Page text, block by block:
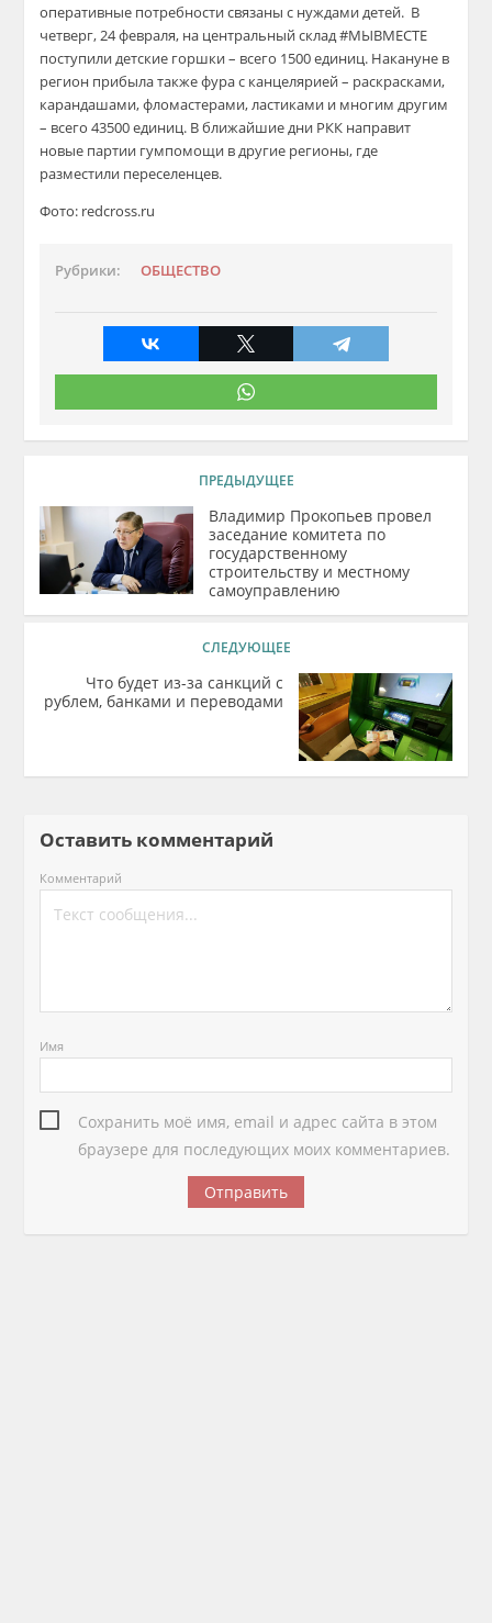
оперативные потребности связаны с нуждами детей. В
четверг, 24 февраля, на центральный склад #МЫВМЕСТЕ
поступили детские горшки – всего 1500 единиц. Накануне в
регион прибыла также фура с канцелярией – раскрасками,
карандашами, фломастерами, ластиками и многим другим
– всего 43500 единиц. В ближайшие дни РКК направит
новые партии гумпомощи в другие регионы, где
разместили переселенцев.
Фото: redcross.ru
Рубрики: ОБЩЕСТВО
ПРЕДЫДУЩЕЕ
Владимир Прокопьев провел
заседание комитета по
государственному
строительству и местному
самоуправлению
СЛЕДУЮЩЕЕ
Что будет из-за санкций с
рублем, банками и переводами
Оставить комментарий
Комментарий
Имя
Сохранить моё имя, email и адрес сайта в этом
браузере для последующих моих комментариев.